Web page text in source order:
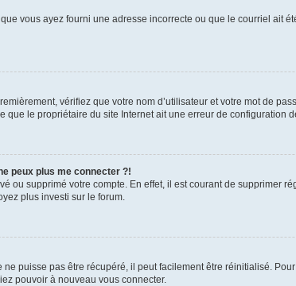
vous ayez fourni une adresse incorrecte ou que le courriel ait
vérifiez que votre nom d’utilisateur et votre mot de
que le propriétaire du site Internet ait une erreur de configuration
peux plus me connecter ?!
ou supprimé votre compte. En effet, il est courant de
plus investi sur le forum.
ne puisse pas être récupéré, il peut facilement être réinitialisé.
pouvoir à nouveau vous connecter.